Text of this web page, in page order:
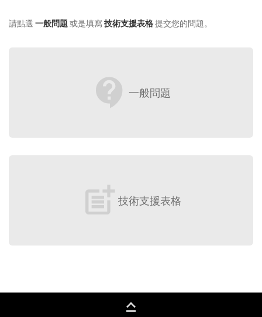
請點選 一般問題 或是填寫技術支援表格提交您的問題。
contact_support 一般問題
post_add 技術支援表格
keyboard_capslock